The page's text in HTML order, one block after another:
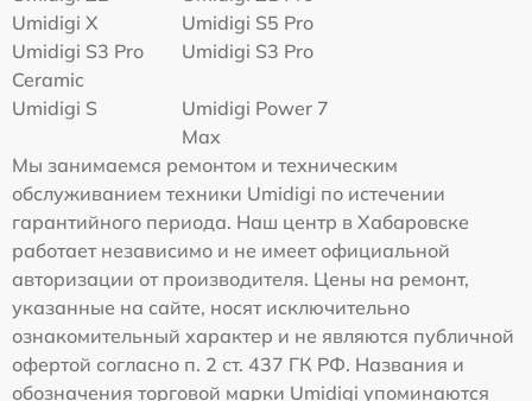
Umidigi X
Umidigi S5 Pro
Umidigi S3 Pro
Ceramic
Umidigi S3 Pro
Umidigi S
Umidigi Power 7
Max
Мы занимаемся ремонтом и техническим
обслуживанием техники Umidigi по истечении
гарантийного периода. Наш центр в Хабаровске
работает независимо и не имеет официальной
авторизации от производителя. Цены на ремонт,
указанные на сайте, носят исключительно
ознакомительный характер и не являются публичной
офертой согласно п. 2 ст. 437 ГК РФ. Названия и
обозначения торговой марки Umidigi упоминаются